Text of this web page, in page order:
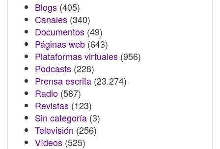
Blogs (405)
Canales (340)
Documentos (49)
Páginas web (643)
Plataformas virtuales (956)
Podcasts (228)
Prensa escrita (23.274)
Radio (587)
Revistas (123)
Sin categoría (3)
Televisión (256)
Vídeos (525)